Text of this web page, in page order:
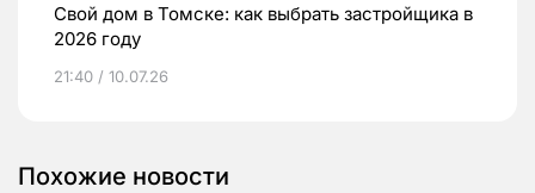
Свой дом в Томске: как выбрать застройщика в
2026 году
21:40 / 10.07.26
Похожие новости